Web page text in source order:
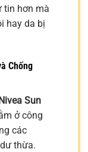
tin hơn mà
hay da bị
Chống
Sun
ở công
các
thừa.